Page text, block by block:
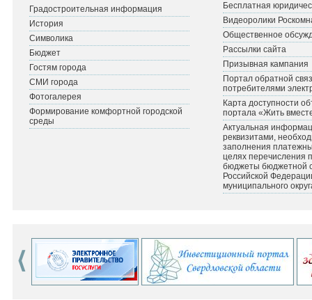
Градостроительная информация
История
Символика
Бюджет
Гостям города
СМИ города
Фотогалерея
Формирование комфортной городской
среды
Бесплатная
Видеоролики
Общественное
Рассылки сайта
Призывная кампания
Портал обратной
потребителями
Карта доступности
портала «Жить
Актуальная
реквизитами,
заполнения
целях перечисления
бюджеты бюджетной
Российской
муниципального